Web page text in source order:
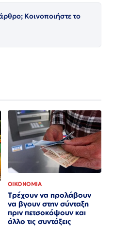
Κοινοποιήστε το
ΟΙΚΟΝΟΜΙΑ
Τρέχουν να προλάβουν
να βγουν στην σύνταξη
πριν πετσοκόψουν και
άλλο τις συντάξεις